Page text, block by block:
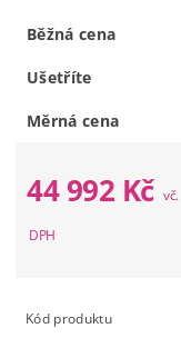
Běžná cena
Ušetříte
Měrná cena
44 992 Kč
Kód produktu